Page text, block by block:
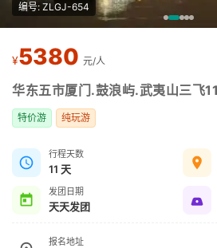
编号: ZLGJ-654
¥5380 元/人
华东五市厦门.鼓浪屿.武夷山三飞
特价游 纯玩游
行程天数
11 天
发团日期
天天发团
报名地址